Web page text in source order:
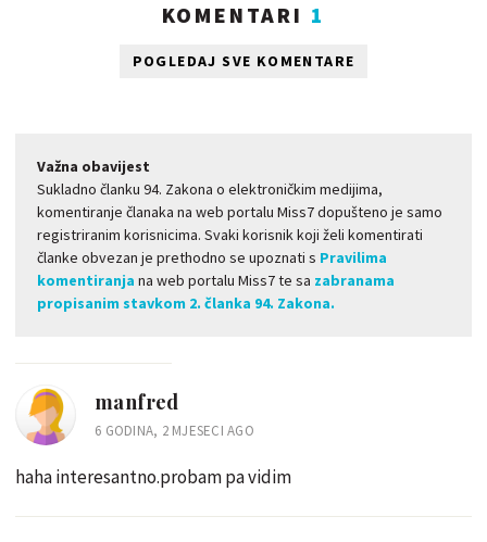
KOMENTARI 1
POGLEDAJ SVE KOMENTARE
Važna obavijest
Sukladno članku 94. Zakona o elektroničkim medijima,
komentiranje članaka na web portalu Miss7 dopušteno je samo
registriranim korisnicima. Svaki korisnik koji želi komentirati
članke obvezan je prethodno se upoznati s Pravilima
komentiranja na web portalu Miss7 te sa zabranama
propisanim stavkom 2. članka 94. Zakona.
manfred
6 GODINA, 2 MJESECI AGO
haha interesantno.probam pa vidim